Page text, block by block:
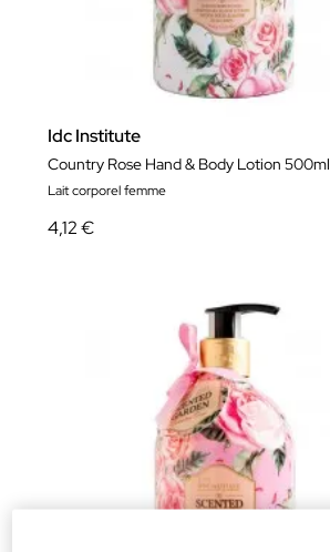
Idc Institute
Country Rose Hand & Body Lotion 500ml
Lait corporel femme
4,12 €